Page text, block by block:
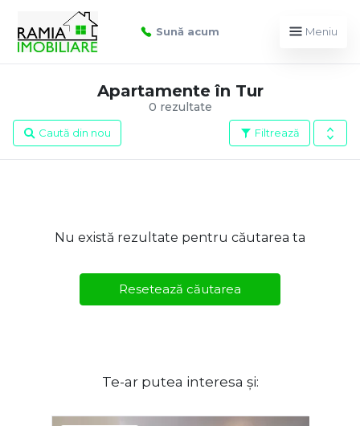
Sună acum Meniu
0 rezultate
Apartamente în Tur
Filtrează
Caută din nou
Nu există rezultate pentru căutarea ta
Resetează căutarea
Te-ar putea interesa și: